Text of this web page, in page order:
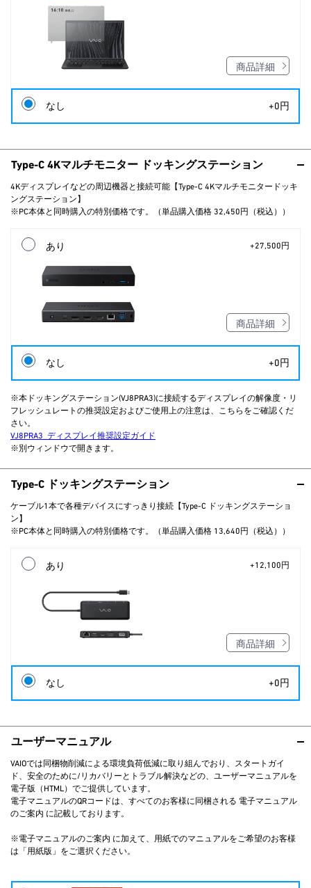
商品詳細
なし +0円
Type-C 4Kマルチモニター ドッキングステーション
4Kディスプレイなどの周辺機器と接続可能【Type-C 4Kマルチモニタードッキ
ングステーション】
※PC本体と同時購入の特別価格です。（単品購入価格 32,450円（税込））
あり +27,500円
商品詳細
なし +0円
※本ドッキングステーション(VJ8PRA3)に接続するディスプレイの解像度・リ
フレッシュレートの推奨設定およびご使用上の注意は、こちらをご確認くだ
さい。
VJ8PRA3_ディスプレイ推奨設定ガイド
※別ウィンドウで開きます。
Type-C ドッキングステーション
ケーブル1本で各種デバイスにすっきり接続【Type-C ドッキングステーショ
ン】
※PC本体と同時購入の特別価格です。（単品購入価格 13,640円（税込））
あり +12,100円
商品詳細
なし +0円
ユーザーマニュアル
VAIOでは同梱物削減による環境負荷低減に取り組んでおり、スタートガイ
ド、安全のために/リカバリーとトラブル解決などの、ユーザーマニュアルを
電子版（HTML）でご提供しています。
電子マニュアルのQRコードは、すべてのお客様に同梱される 電子マニュアル
のご案内 に記載しております。
※電子マニュアルのご案内 に加えて、用紙でのマニュアルをご希望のお客様
は「用紙版」をご選択ください。